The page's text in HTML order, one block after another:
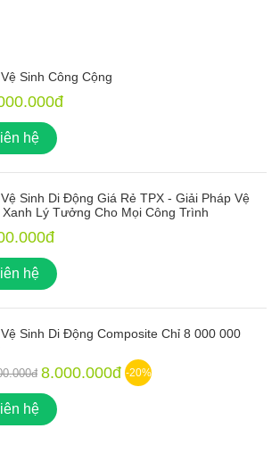
Sinh Công Cộng
hệ
Sinh Di Động Giá Rẻ TPX - Giải Pháp Vệ
Xanh Lý Tưởng Cho Mọi Công Trình
hệ
Sinh Di Động Composite Chỉ 8 000 000
8.000.000đ -20%
hệ